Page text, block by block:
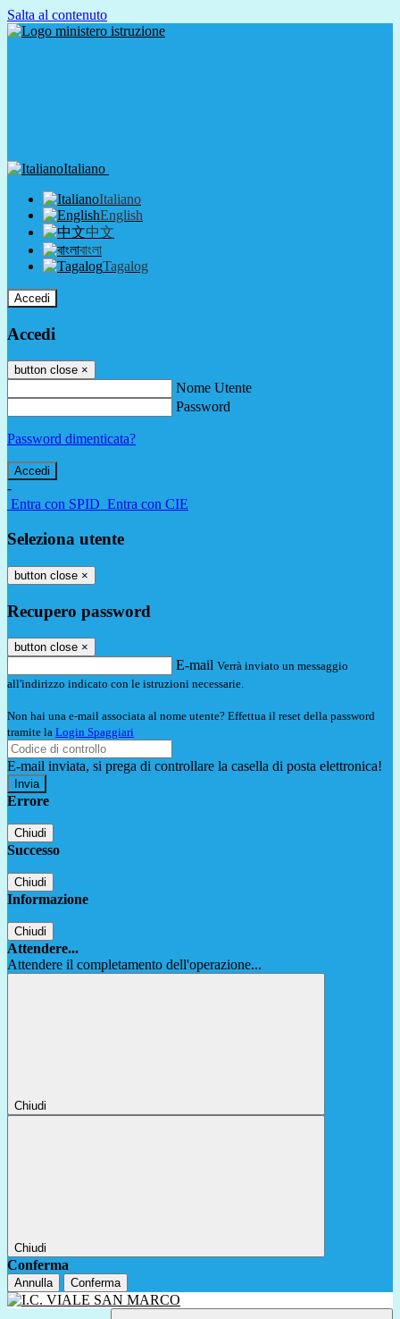
Salta al contenuto
Italiano
Italiano
English
中文
বাংলা
Tagalog
Accedi
Accedi
button close ×
Nome Utente
Password
Password dimenticata?
-
Entra con SPID Entra con CIE
Seleziona utente
button close ×
Recupero password
button close ×
E-mail Verrà inviato un messaggio
all'indirizzo indicato con le istruzioni necessarie.
Non hai una e-mail associata al nome utente? Effettua il reset della password
tramite la Login Spaggiari
E-mail inviata, si prega di controllare la casella di posta elettronica!
Errore
Chiudi
Successo
Chiudi
Informazione
Chiudi
Attendere...
Attendere il completamento dell'operazione...
Chiudi
Chiudi
Conferma
Annulla Conferma